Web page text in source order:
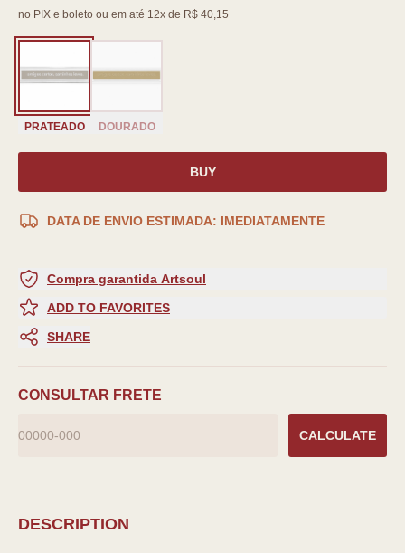
no PIX e boleto ou em até 12x de R$ 40,15
PRATEADO DOURADO
BUY
DATA DE ENVIO ESTIMADA: IMEDIATAMENTE
Compra garantida Artsoul
ADD TO FAVORITES
SHARE
CONSULTAR FRETE
CALCULATE
DESCRIPTION